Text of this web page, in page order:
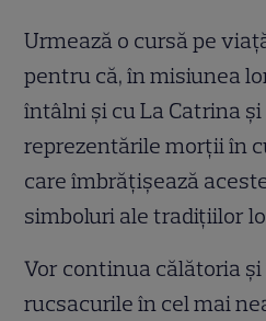
Urmează o cursă pe
pentru că, în misiunea
întâlni și cu La Catrina și
reprezentările morții în
care îmbrățișează
simboluri ale tradițiilor
Vor continua călătoria
rucsacurile în cel mai